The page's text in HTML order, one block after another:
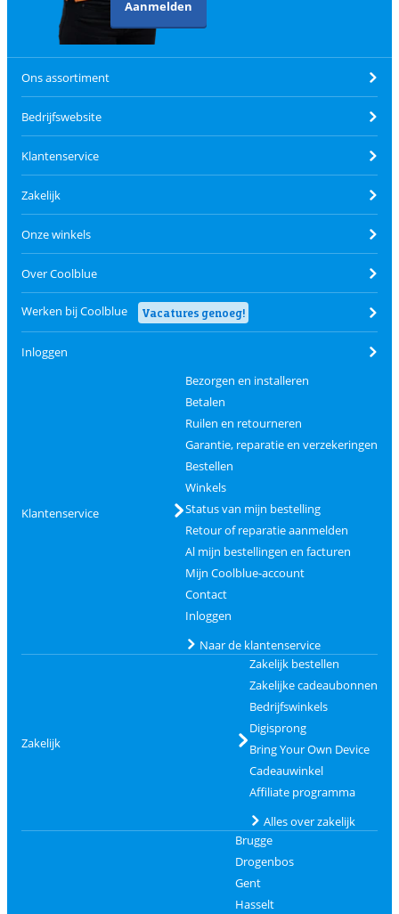
Aanmelden
Ons assortiment
Bedrijfswebsite
Klantenservice
Zakelijk
Onze winkels
Over Coolblue
Werken bij Coolblue Vacatures genoeg!
Inloggen
Klantenservice
Bezorgen en installeren
Betalen
Ruilen en retourneren
Garantie, reparatie en verzekeringen
Bestellen
Winkels
Status van mijn bestelling
Retour of reparatie aanmelden
Al mijn bestellingen en facturen
Mijn Coolblue-account
Contact
Inloggen
Naar de klantenservice
Zakelijk
Zakelijk bestellen
Zakelijke cadeaubonnen
Bedrijfswinkels
Digisprong
Bring Your Own Device
Cadeauwinkel
Affiliate programma
Alles over zakelijk
Brugge
Drogenbos
Gent
Hasselt